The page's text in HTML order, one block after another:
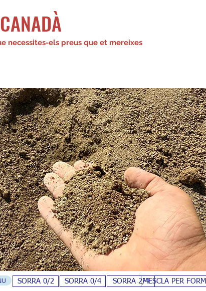
necessites-els preus que et mereixes
SORRA 0/2 SORRA 0/4 SORRA 2/4MESCLA PER